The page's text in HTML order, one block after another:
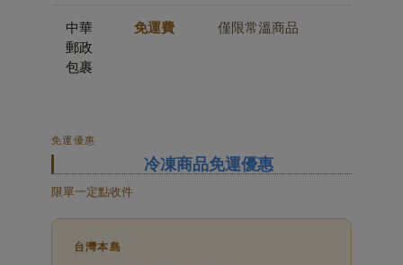
中華
郵政
包裹
免運費 僅限常溫商品
免運優惠
冷凍商品免運優惠
限單一定點收件
台灣本島